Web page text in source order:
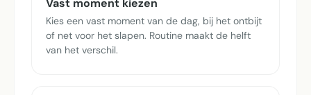
Kies een vast moment van de dag, bij het ontbijt
of net voor het slapen. Routine maakt de helft
van het verschil.